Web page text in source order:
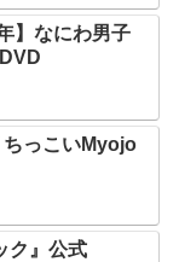
】なにわ男子
ちっこいMyojo
ク』公式